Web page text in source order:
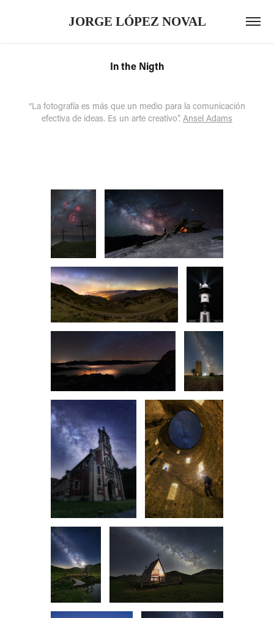
JORGE LÓPEZ NOVAL
In the Nigth
“La fotografía es más que un medio para la comunicación
efectiva de ideas. Es un arte creativo”. Ansel Adams